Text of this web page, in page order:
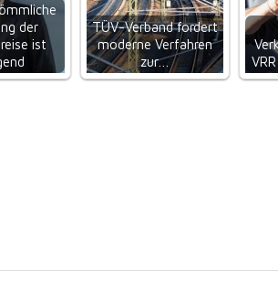
der
ist
TÜV-Verband fordert
moderne Verfahren
zur…